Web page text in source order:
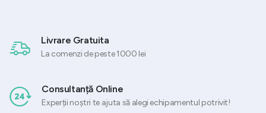
Livrare Gratuita
La comenzi de peste 1000 lei
Consultanță Online
Experții noștri te ajuta să alegi echipamentul potrivit!